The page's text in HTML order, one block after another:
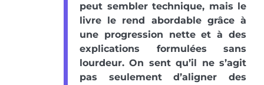
peut sembler technique, mais le
livre le rend abordable grâce à
une progression nette et à des
explications formulées sans
lourdeur. On sent qu’il ne s’agit
pas seulement d’aligner des